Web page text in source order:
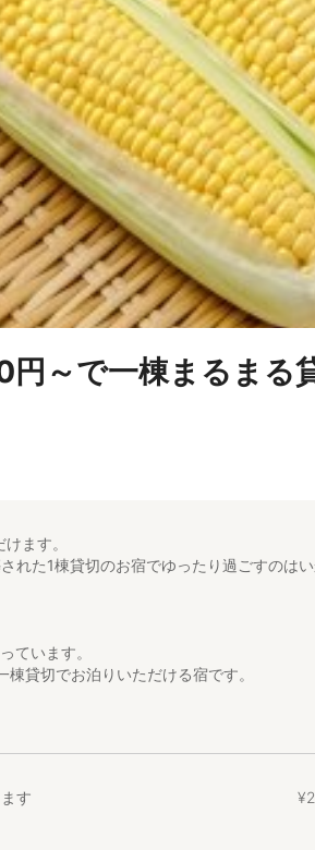
円～で一棟まるまる
ます。
れた1棟貸切のお宿でゆったり過ごすのはい
ています。
貸切でお泊りいただける宿です。
す ¥2